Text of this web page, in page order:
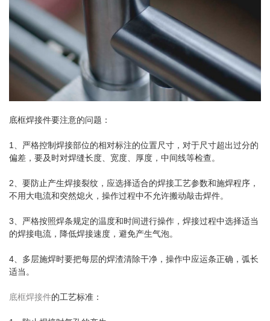
底框焊接件要注意的问题：
1、严格控制焊接部位的相对标注的位置尺寸，对于尺寸超出过分的
偏差，要及时对焊缝长度、宽度、厚度，中间线等检查。
2、要防止产生焊接裂纹，应选择适合的焊接工艺参数和施焊程序，
不用大电流和突然熄火，操作过程中不允许搬动敲击焊件。
3、严格按照焊条规定的温度和时间进行操作，焊接过程中选择适当
的焊接电流，降低焊接速度，避免产生气泡。
4、多层施焊时要把每层的焊渣清除干净，操作中应运条正确，弧长
适当。
底框焊接件的工艺标准：